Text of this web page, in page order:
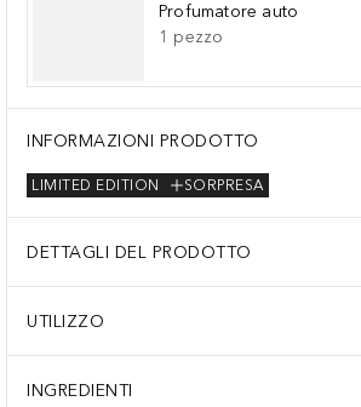
Profumatore auto
1 pezzo
INFORMAZIONI PRODOTTO
SORPRESA
LIMITED EDITION
DETTAGLI DEL PRODOTTO
UTILIZZO
INGREDIENTI